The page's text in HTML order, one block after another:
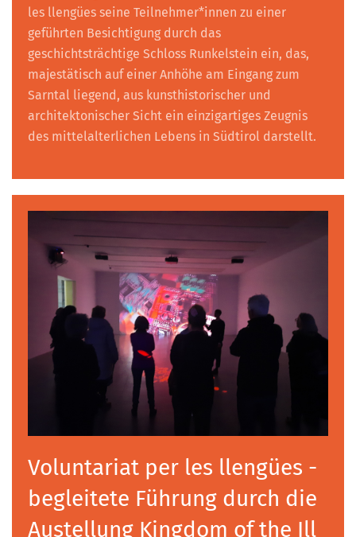
les llengües seine Teilnehmer*innen zu einer
geführten Besichtigung durch das
geschichtsträchtige Schloss Runkelstein ein, das,
majestätisch auf einer Anhöhe am Eingang zum
Sarntal liegend, aus kunsthistorischer und
architektonischer Sicht ein einzigartiges Zeugnis
des mittelalterlichen Lebens in Südtirol darstellt.
Voluntariat per les llengües -
begleitete Führung durch die
Austellung Kingdom of the Ill